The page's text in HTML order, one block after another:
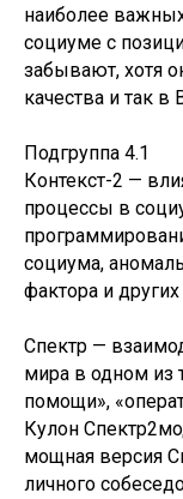
наиболее
социуме с
забывают, хотя
качества и так в
Подгруппа 4.1
Контекст-2 —
процессы в
социума,
фактора и других
Спектр —
мира в одном из
помощи»,
Кулон
мощная версия
личного